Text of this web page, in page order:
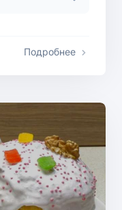
Подробнее